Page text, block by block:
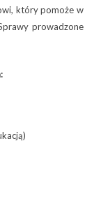
który pomoże w
prowadzone